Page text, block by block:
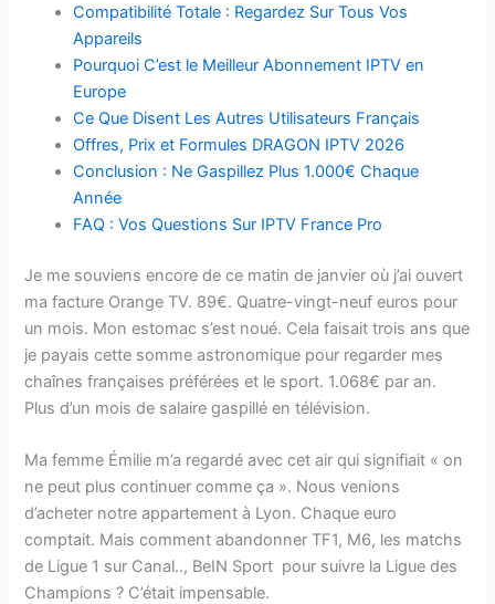
Compatibilité Totale : Regardez Sur Tous Vos
Appareils
Pourquoi C’est le Meilleur Abonnement IPTV en
Europe
Ce Que Disent Les Autres Utilisateurs Français
Offres, Prix et Formules DRAGON IPTV 2026
Conclusion : Ne Gaspillez Plus 1.000€ Chaque
Année
FAQ : Vos Questions Sur IPTV France Pro
Je me souviens encore de ce matin de janvier où j’ai ouvert
ma facture Orange TV. 89€. Quatre-vingt-neuf euros pour
un mois. Mon estomac s’est noué. Cela faisait trois ans que
je payais cette somme astronomique pour regarder mes
chaînes françaises préférées et le sport. 1.068€ par an.
Plus d’un mois de salaire gaspillé en télévision.
Ma femme Émilie m’a regardé avec cet air qui signifiait « on
ne peut plus continuer comme ça ». Nous venions
d’acheter notre appartement à Lyon. Chaque euro
comptait. Mais comment abandonner TF1, M6, les matchs
de Ligue 1 sur Canal.., BeIN Sport pour suivre la Ligue des
Champions ? C’était impensable.